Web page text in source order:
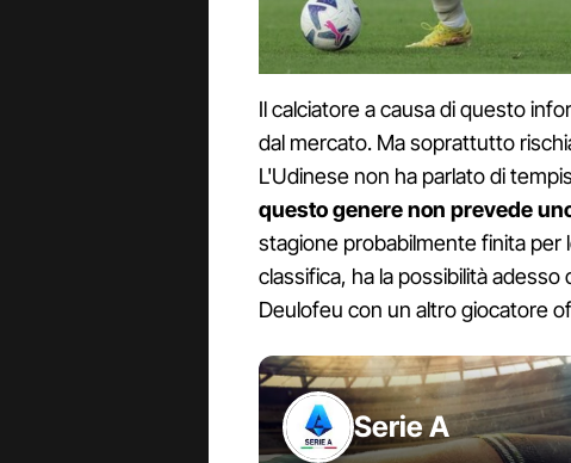
Il calciatore a causa di questo
dal mercato. Ma soprattutto
L'Udinese non ha parlato di
questo genere non prevede
stagione probabilmente finita per
classifica, ha la possibilità
Deulofeu con un altro giocatore
Serie A